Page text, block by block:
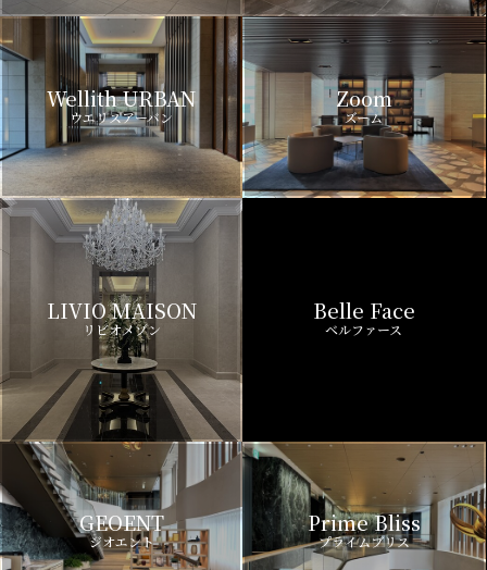
Wellith URBAN
ウエリスアーバン
Zoom
ズーム
LIVIO MAISON
リビオメゾン ベルファース
GEOENT
ジオエント
Prime Bliss